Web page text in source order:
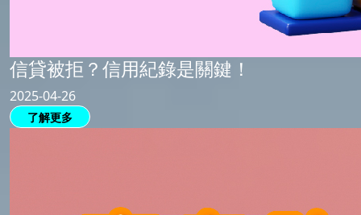
信貸被拒？信用紀錄是關鍵！
2025-04-26
了解更多